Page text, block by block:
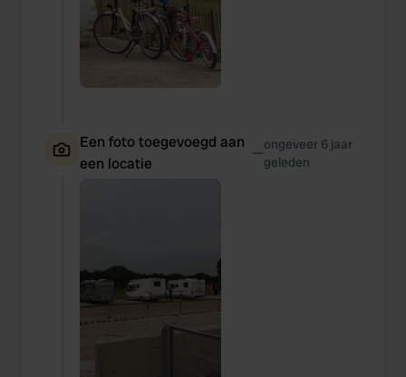
Een foto toegevoegd aan
een locatie
—ongeveer 6 jaar
geleden